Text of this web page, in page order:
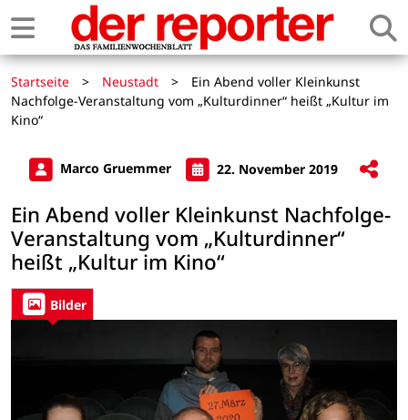
Startseite > Neustadt >
Ein Abend voller Kleinkunst
Nachfolge-Veranstaltung vom „Kulturdinner“ heißt „Kultur im
Kino“
Marco Gruemmer 22. November 2019
Ein Abend voller Kleinkunst Nachfolge-
Veranstaltung vom „Kulturdinner“
heißt „Kultur im Kino“
Bilder